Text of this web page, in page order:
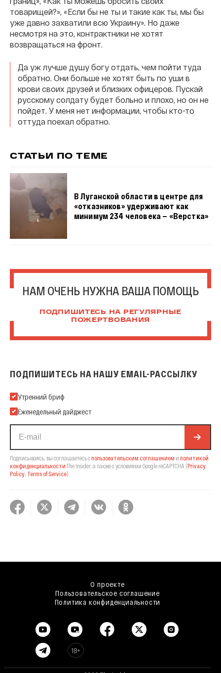
товарищей?», «Если бы не ты и такие как ты, мы бы
уже давно захватили всю Украину». Но даже
несмотря на это, контрактники не хотят
возвращаться на фронт.
Да уж лучше душу богу отдать, чем пойти туда
обратно. Они больше не хотят быть по уши в
крови своих друзей и близких офицеров. Пускай
русскому солдату будет больно и плохо, но он не
пойдет. У меня нет информации, чтобы кто-то
оттуда поехал обратно.
СТАТЬИ ПО ТЕМЕ
В Луганской области в центре для
«отказников» удерживают как
минимум 234 человека — «Верстка»
НАМ ОЧЕНЬ НУЖНА ВАША ПОМОЩЬ
ПОДПИШИТЕСЬ НА РЕГУЛЯРНЫЕ
ПОЖЕРТВОВАНИЯ
ПОДПИШИТЕСЬ НА НАШУ EMAIL-РАССЫЛКУ
Подпишитесь на нашу Email-рассылку
Утренний бриф
Еженедельный дайджест
Подписываясь, вы соглашаетесь спользовательским соглашением и политикой
конфиденциальности The Insider, а также с условиями Google reCAPTCHA (Privacy
Policy, Terms of Service).
О проекте
Пользовательское соглашение
Политика конфиденциальности
18+